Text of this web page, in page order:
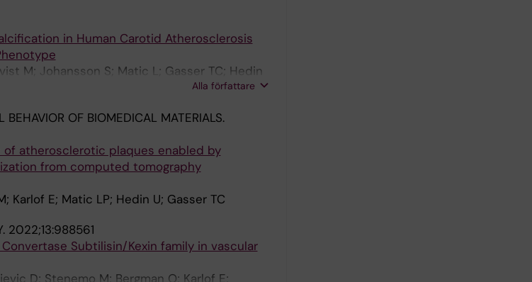
in Human Carotid Atherosclerosis
M; Johansson S; Matic L; Gasser TC; Hedin
Alla författare
OF BIOMEDICAL MATERIALS.
atherosclerotic plaques enabled by
from computed tomography
Karlof E; Matic LP; Hedin U; Gasser TC
2022;13:988561
Subtilisin/Kexin family in vascular
D; Stenemo M; Bergman O; Karlof E;